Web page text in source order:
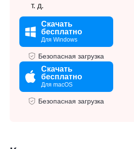
т. д.
Скачать
бесплатно
Для Windows
Безопасная загрузка
Скачать
бесплатно
Для macOS
Безопасная загрузка